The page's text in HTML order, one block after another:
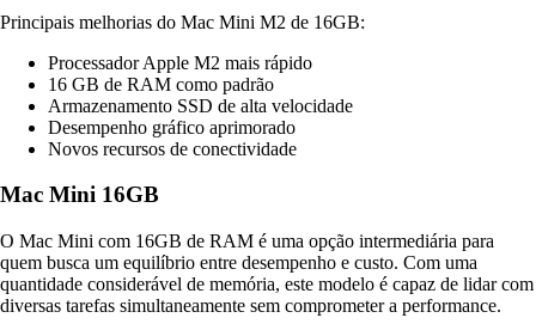
Principais melhorias do Mac Mini M2 de 16GB:
Processador Apple M2 mais rápido
16 GB de RAM como padrão
Armazenamento SSD de alta velocidade
Desempenho gráfico aprimorado
Novos recursos de conectividade
Mac Mini 16GB
O Mac Mini com 16GB de RAM é uma opção intermediária para
quem busca um equilíbrio entre desempenho e custo. Com uma
quantidade considerável de memória, este modelo é capaz de lidar com
diversas tarefas simultaneamente sem comprometer a performance.